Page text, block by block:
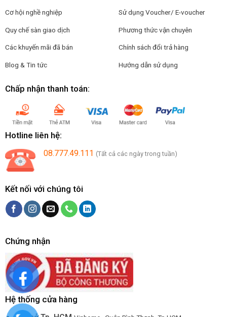
Cơ hội nghề nghiệp
Quy chế sàn giao dịch
Các khuyến mãi đã bán
Blog & Tin tức
Sử dụng Voucher/ E-voucher
Phương thức vận chuyên
Chính sách đổi trả hàng
Hướng dẫn sử dụng
Chấp nhận thanh toán:
Hotline liên hệ:
08.777.49.111 (Tất cả các ngày trong tuần)
Kết nối với chúng tôi
Chứng nhận
Hệ thống cửa hàng